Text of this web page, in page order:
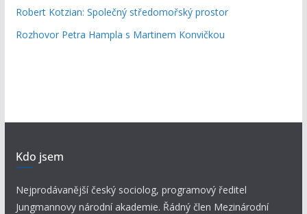
Robert Kotzian: Společný středomořský prostor
Rozhovor Petra Hampla s Martinem Konvičkou
Kdo jsem
Nejprodávanější český sociolog, programový ředitel
Jungmannovy národní akademie. Řádný člen Mezinárodní